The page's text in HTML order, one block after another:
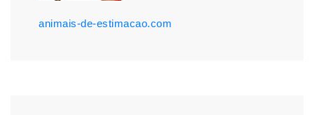
animais-de-estimacao.com